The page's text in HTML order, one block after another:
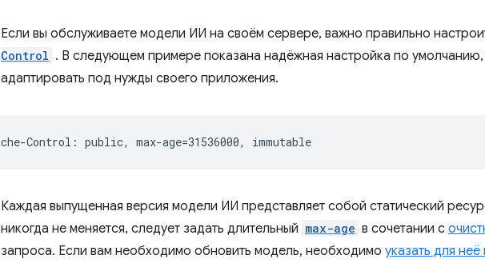
Если вы обслуживаете модели ИИ на своём сервере, важно правильно
Control . В следующем примере показана надёжная настройка по
адаптировать под нужды своего приложения.
Каждая выпущенная версия модели ИИ представляет собой статический
никогда не меняется, следует задать длительный max-age в сочетании с
запроса. Если вам необходимо обновить модель, необходимо указать для